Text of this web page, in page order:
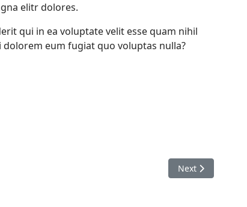
elitr dolores.
qui in ea voluptate velit esse quam nihil
eum fugiat quo voluptas nulla?
Next article:
Next